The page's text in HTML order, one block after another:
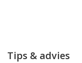
Tips & advies